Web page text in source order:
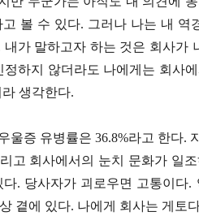
볼 수 있다. 그러나 나는 내 역
내가 말하고자 하는 것은 회사가
정하지 않더라도 나에게는 회사
생각한다.
울증 유병률은 36.8%라고 한다.
고 회사에서의 눈치 문화가 일
다. 당사자가 괴로우면 고통이다.
곁에 있다. 나에게 회사는 게토